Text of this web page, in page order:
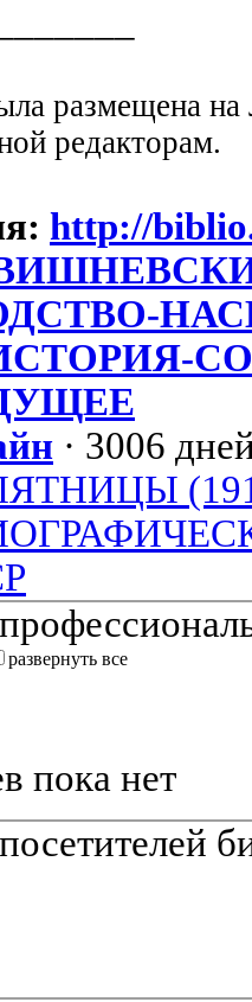
размещена на
редакторам.
http://
· 3006
развернуть все
пока нет